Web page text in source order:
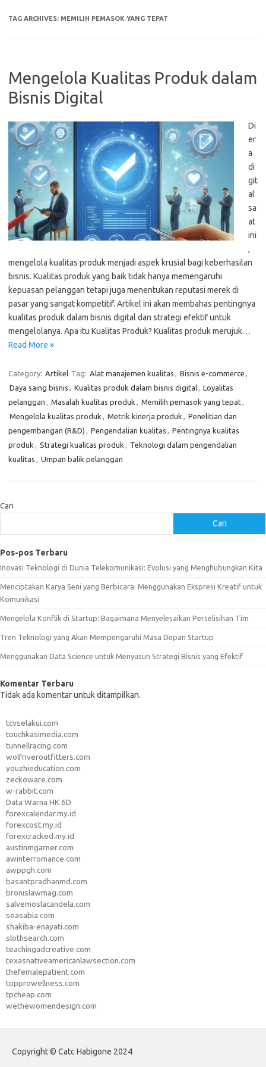
TAG ARCHIVES: MEMILIH PEMASOK YANG TEPAT
Mengelola Kualitas Produk dalam
Bisnis Digital
Di
er
a
di
git
al
sa
at
ini
,
mengelola kualitas produk menjadi aspek krusial bagi keberhasilan
bisnis. Kualitas produk yang baik tidak hanya memengaruhi
kepuasan pelanggan tetapi juga menentukan reputasi merek di
pasar yang sangat kompetitif. Artikel ini akan membahas pentingnya
kualitas produk dalam bisnis digital dan strategi efektif untuk
mengelolanya. Apa itu Kualitas Produk? Kualitas produk merujuk…
Read More »
Category: Artikel Tag: Alat manajemen kualitas , Bisnis e-commerce ,
Daya saing bisnis , Kualitas produk dalam bisnis digital, Loyalitas
pelanggan , Masalah kualitas produk , Memilih pemasok yang tepat,
Mengelola kualitas produk , Metrik kinerja produk , Penelitian dan
pengembangan (R&D) , Pengendalian kualitas , Pentingnya kualitas
produk , Strategi kualitas produk , Teknologi dalam pengendalian
kualitas , Umpan balik pelanggan
Cari
Cari
Pos-pos Terbaru
Inovasi Teknologi di Dunia Telekomunikasi: Evolusi yang Menghubungkan Kita
Menciptakan Karya Seni yang Berbicara: Menggunakan Ekspresi Kreatif untuk
Komunikasi
Mengelola Konflik di Startup: Bagaimana Menyelesaikan Perselisihan Tim
Tren Teknologi yang Akan Mempengaruhi Masa Depan Startup
Menggunakan Data Science untuk Menyusun Strategi Bisnis yang Efektif
Komentar Terbaru
Tidak ada komentar untuk ditampilkan.
tcvselakui.com
touchkasimedia.com
tunnellracing.com
wolfriveroutfitters.com
youzhieducation.com
zeckoware.com
w-rabbit.com
Data Warna HK 6D
forexcalendar.my.id
forexcost.my.id
forexcracked.my.id
austinmgarner.com
awinterromance.com
awppgh.com
basantpradhanmd.com
bronislawmag.com
salvemoslacandela.com
seasabia.com
shakiba-enayati.com
slothsearch.com
teachingadcreative.com
texasnativeamericanlawsection.com
thefemalepatient.com
topprowellness.com
tpcheap.com
wethewomendesign.com
Copyright © Catc Habigone 2024